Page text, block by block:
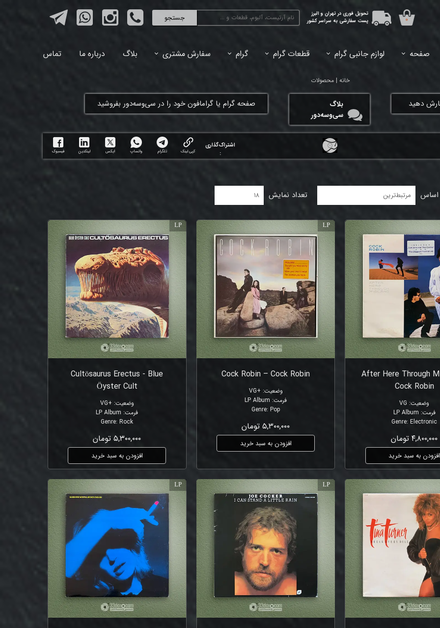
جستجو
تحویل فوری در تهران و البرز
پست سفارشی به سراسر کشور
۰
صفحه لوازم جانبی گرام قطعات گرام گرام سفارش مشتری بلاگ درباره ما تماس
خانه | محصولات
دهید ​صفحه گرام یا گرامافون خود را در سی‌وسه‌دور بفروشید
بلاگ
سی‌وسه‌دور
اشتراک‌گذاری
:
کپی لینک تلگرام واتساپ ایکس لینکدین فیسبوک
اساس مرتبط‌ترین تعداد نمایش ۱۸
After Here Through
Cock Robin
وضعیت:
VG
فرمت:
LP Album
Genre:Electronic
۴,۸۰۰,۰۰۰ تومان
افزودن به سبد خرید
Cock Robin – Cock Robin
وضعیت:
+VG
فرمت:
LP Album
Genre: Pop
۵,۳۰۰,۰۰۰ تومان
افزودن به سبد خرید
LP
Cultösaurus Erectus - Blue
Öyster Cult
وضعیت:
+VG
فرمت:
LP Album
Genre:Rock
۵,۳۰۰,۰۰۰ تومان
افزودن به سبد خرید
LP
LP
LP